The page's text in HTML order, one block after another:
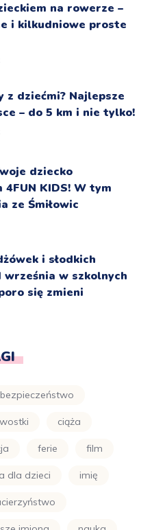
na rowerze –
i kilkudniowe proste
z dziećmi? Najlepsze
– do 5 km i nie tylko!
dziecko
KIDS! W tym
ze Śmiłowic
i słodkich
września w szkolnych
się zmieni
bezpieczeństwo
ciąża
ferie film
dla dzieci imię